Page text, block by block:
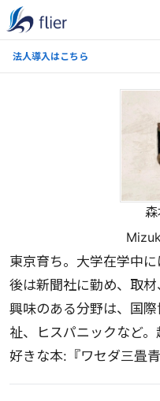
法人導入はこちら
森
東京育ち。大学在学中
後は新聞社に勤め、取材
興味のある分野は、国
祉、ヒスパニックなど。
好きな本:『ワセダ三畳